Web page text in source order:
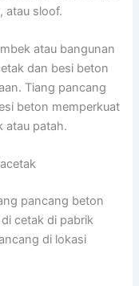
atau sloof.
atau bangunan
dan besi beton
Tiang pancang
beton memperkuat
atau patah.
pancang beton
cetak di pabrik
di lokasi